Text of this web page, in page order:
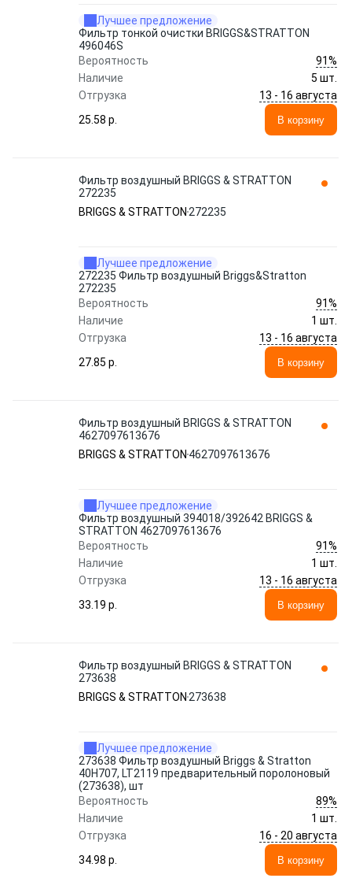
Лучшее предложение
Фильтр тонкой очистки BRIGGS&STRATTON
496046S
Вероятность
91%
Наличие
5 шт.
Отгрузка
13 - 16 августа
25.58 p.
В корзину
Фильтр воздушный BRIGGS & STRATTON
272235
BRIGGS & STRATTON 272235
Лучшее предложение
272235 Фильтр воздушный Briggs&Stratton
272235
Вероятность
91%
Наличие
1 шт.
Отгрузка
13 - 16 августа
27.85 p.
В корзину
Фильтр воздушный BRIGGS & STRATTON
4627097613676
BRIGGS & STRATTON 4627097613676
Лучшее предложение
Фильтр воздушный 394018/392642 BRIGGS &
STRATTON 4627097613676
Вероятность
91%
Наличие
1 шт.
Отгрузка
13 - 16 августа
33.19 p.
В корзину
Фильтр воздушный BRIGGS & STRATTON
273638
BRIGGS & STRATTON 273638
Лучшее предложение
273638 Фильтр воздушный Briggs & Stratton
40H707, LT2119 предварительный поролоновый
(273638), шт
Вероятность
89%
Наличие
1 шт.
Отгрузка
16 - 20 августа
34.98 p.
В корзину